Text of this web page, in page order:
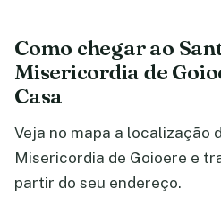
Como chegar ao
Misericordia de
Casa
Veja no mapa a localização
Misericordia de Goioere e
partir do seu endereço.